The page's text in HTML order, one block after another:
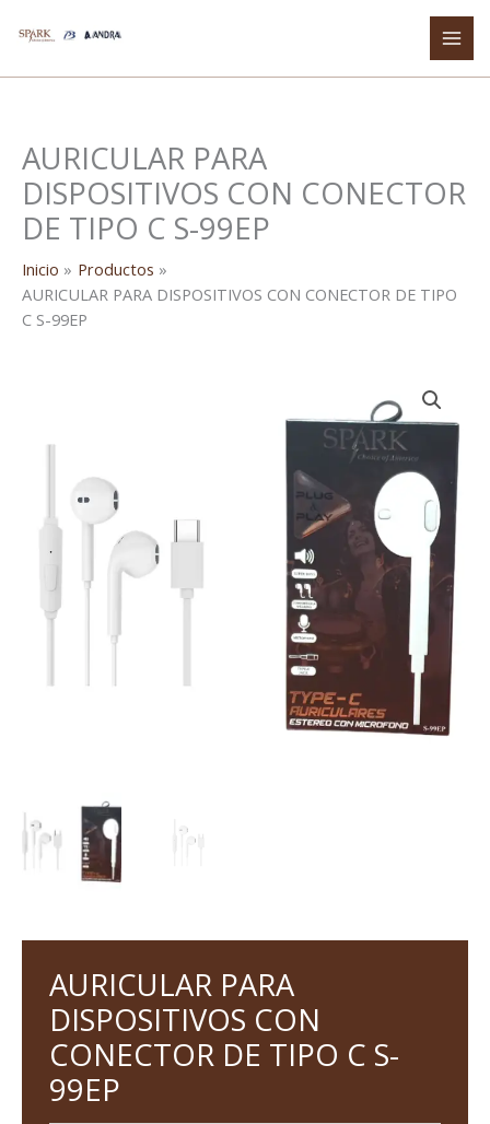
AURICULAR PARA
DISPOSITIVOS CON CONECTOR
DE TIPO C S-99EP
Inicio
Productos
AURICULAR PARA DISPOSITIVOS CON CONECTOR DE TIPO
C S-99EP
AURICULAR PARA
DISPOSITIVOS CON
CONECTOR DE TIPO C S-
99EP
CON
CONECTOR
TIPO
C